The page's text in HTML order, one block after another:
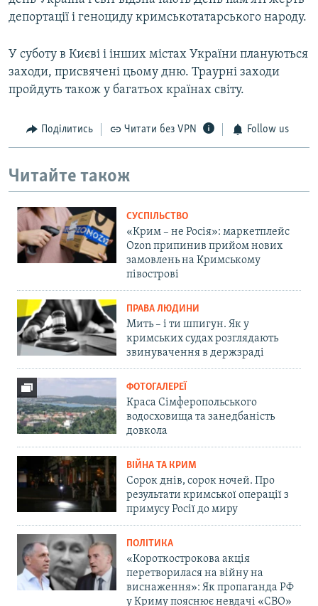
депортації і геноциду кримськотатарського народу.
У суботу в Києві і інших містах України плануються
заходи, присвячені цьому дню. Траурні заходи
пройдуть також у багатьох країнах світу.
Поділитись Читати без VPN Follow us
Читайте також
СУСПІЛЬСТВО
«Крим – не Росія»: маркетплейс
Ozon припинив прийом нових
замовлень на Кримському
півострові
ПРАВА ЛЮДИНИ
Мить – і ти шпигун. Як у
кримських судах розглядають
звинувачення в держзраді
ФОТОГАЛЕРЕЇ
Краса Сімферопольського
водосховища та занедбаність
довкола
ВІЙНА ТА КРИМ
Сорок днів, сорок ночей. Про
результати кримської операції з
примусу Росії до миру
ПОЛІТИКА
«Короткострокова акція
перетворилася на війну на
виснаження»: Як пропаганда РФ
у Криму пояснює невдачі «СВО»